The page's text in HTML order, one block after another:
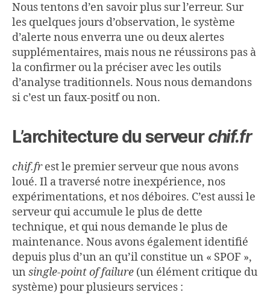
Nous tentons d’en savoir plus sur l’erreur. Sur
les quelques jours d’observation, le système
d’alerte nous enverra une ou deux alertes
supplémentaires, mais nous ne réussirons pas à
la confirmer ou la préciser avec les outils
d’analyse traditionnels. Nous nous demandons
si c’est un faux-positf ou non.
L’architecture du serveurchif.fr
chif.frest le premier serveur que nous avons
loué. Il a traversé notre inexpérience, nos
expérimentations, et nos déboires. C’est aussi le
serveur qui accumule le plus de dette
technique, et qui nous demande le plus de
maintenance. Nous avons également identifié
depuis plus d’un an qu’il constitue un « SPOF »,
un single-point of failure (un élément critique du
système) pour plusieurs services :